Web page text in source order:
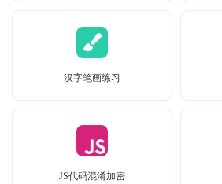
汉字笔画练习
JS代码混淆加密